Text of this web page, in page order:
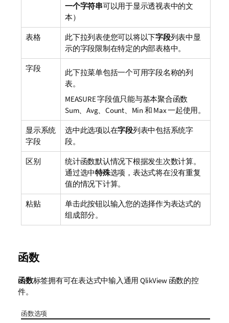
一个字符串可以用于显示透视表中的文
本）
表格 此下拉列表使您可以将以下字段列表中显
示的字段限制在特定的内部表格中。
字段
此下拉菜单包括一个可用字段名称的列
表。
MEASURE 字段值只能与基本聚合函数
Sum、Avg、Count、Min 和 Max 一起使用。
显示系统
字段
选中此选项以在字段列表中包括系统字
段。
区别
统计函数默认情况下根据发生次数计算。
通过选中特殊选项，表达式将在没有重复
值的情况下计算。
粘贴
单击此按钮以输入您的选择作为表达式的
组成部分。
函数
函数标签拥有可在表达式中输入通用 QlikView函数的控
件。
函数选项